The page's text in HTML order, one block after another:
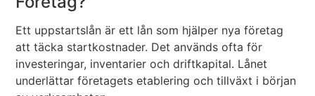
Ett uppstartslån är ett lån som hjälper nya företag
att täcka startkostnader. Det används ofta för
investeringar, inventarier och driftkapital. Lånet
underlättar företagets etablering och tillväxt i början